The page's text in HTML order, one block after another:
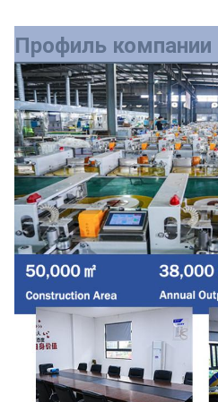
Профиль компании